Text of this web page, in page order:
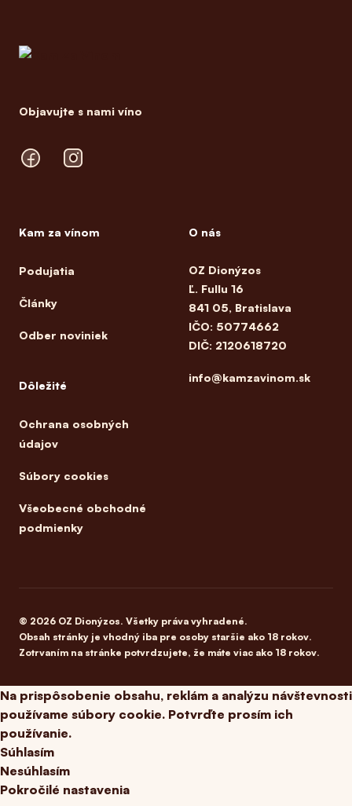
Objavujte s nami víno
FacebookInstagram
Kam za vínom
Podujatia
Články
Odber noviniek
Dôležité
Ochrana osobných
údajov
Súbory cookies
Všeobecné obchodné
podmienky
O nás
OZ Dionýzos
Ľ. Fullu 16
841 05, Bratislava
IČO: 50774662
DIČ: 2120618720
info@kamzavinom.sk
© 2026 OZ Dionýzos. Všetky práva vyhradené.
Obsah stránky je vhodný iba pre osoby staršie ako 18 rokov.
Zotrvaním na stránke potvrdzujete, že máte viac ako 18 rokov.
Na prispôsobenie obsahu, reklám a analýzu návštevnosti
používame súbory cookie. Potvrďte prosím ich
používanie.
Súhlasím
Nesúhlasím
Pokročilé nastavenia